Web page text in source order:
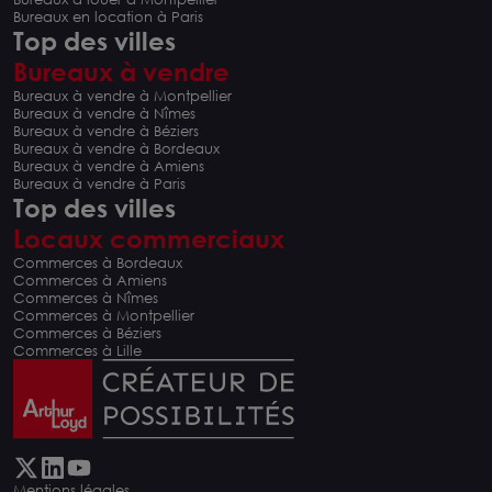
Bureaux en location à Paris
Top des villes
Bureaux à vendre
Bureaux à vendre à Montpellier
Bureaux à vendre à Nîmes
Bureaux à vendre à Béziers
Bureaux à vendre à Bordeaux
Bureaux à vendre à Amiens
Bureaux à vendre à Paris
Top des villes
Locaux commerciaux
Commerces à Bordeaux
Commerces à Amiens
Commerces à Nîmes
Commerces à Montpellier
Commerces à Béziers
Commerces à Lille